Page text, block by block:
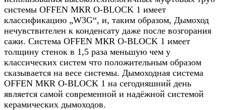
системы OFFEN МКR O-BLOCK 1 имеет
классификацию „W3G“, и, таким образом, Дымоход
нечувствителен к конденсату даже после возгорания
сажи. Система OFFEN МКR O-BLOCK 1 имеет
толщину стенок в 1,5 раза меньшую чем у
классических систем что положительным образом
сказывается на весе системы. Дымоходная система
OFFEN МКR O-BLOCK 1 на сегодняшний день
является самой современной и надёжной системой
керамических дымоходов.